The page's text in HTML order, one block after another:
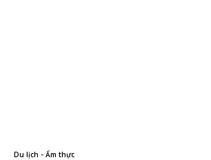
Du lịch - Ẩm thực